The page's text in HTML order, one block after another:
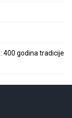
400 godina tradicije